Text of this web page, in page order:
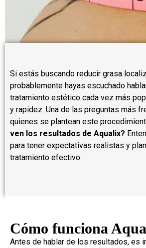
Si estás buscando reducir grasa
probablemente hayas escuchado
tratamiento estético cada vez más
y rapidez. Una de las preguntas más
quienes se plantean este
ven los resultados de Aqualix?
para tener expectativas realistas y
tratamiento efectivo.
Cómo funciona
Antes de hablar de los resultados, es